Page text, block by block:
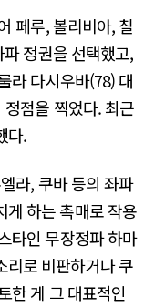
페루, 볼리비아, 칠
정권을 선택했고,
라 다시우바(78) 대
점을 찍었다. 최근
다.
라, 쿠바 등의 좌파
게 하는 촉매로 작용
타인 무장정파 하마
리로 비판하거나 쿠
한 게 그 대표적인